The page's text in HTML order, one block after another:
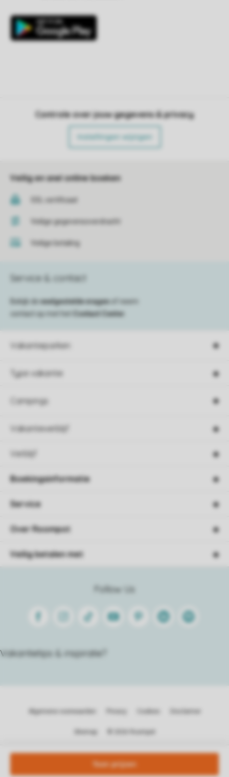
Toon prijzen
Controle over jouw gegevens & privacy
Instellingen wijzigen
Veilig en snel online boeken
SSL certificaat
Veilige gegevensoverdracht
Veilige betaling
Vakantieparken
Type vakantie
Campings
Vakantieverblijf
Verblijf
Service & contact
Bekijk de veelgestelde vragen
of neem
contact op met het
Contact Center
Follow Us
FacebookInstagram
Tiktok Youtube PinterestLinkedinSpotify
Vakantietips & inspiratie?
Boekingsinformatie
Service
Over Roompot
Veilig betalen met